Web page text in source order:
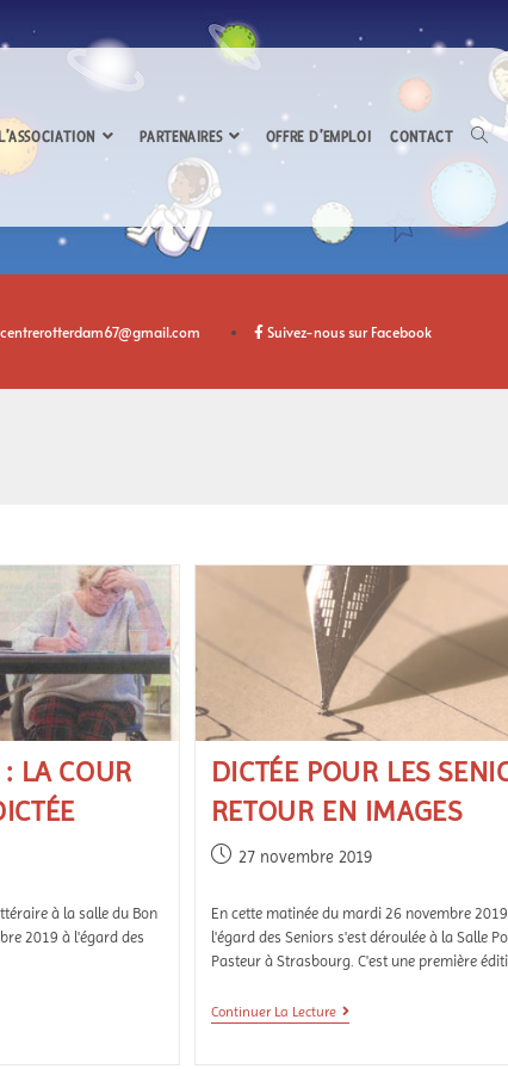
PARTENAIRES OFFRE D’EMPLOI CONTACT
centrerotterdam67@gmail.com Suivez-nous sur Facebook
LA COUR
à la salle du Bon
2019 à l'égard des
DICTÉE POUR LES
RETOUR EN IMAGES
27 novembre 2019
En cette matinée du mardi 26 novembre
l'égard des Seniors s'est déroulée à la Salle
Pasteur à Strasbourg. C'est une première
Continuer La Lecture